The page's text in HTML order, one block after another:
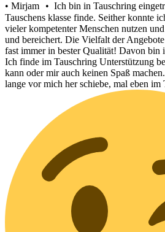
• Mirjam • Ich bin in Tauschring
Tauschens klasse finde. Seither konnte
vieler kompetenter Menschen nutzen
und bereichert. Die Vielfalt der
fast immer in bester Qualität! Davon
Ich finde im Tauschring Unterstützung
kann oder mir auch keinen Spaß
lange vor mich her schiebe, mal eben im